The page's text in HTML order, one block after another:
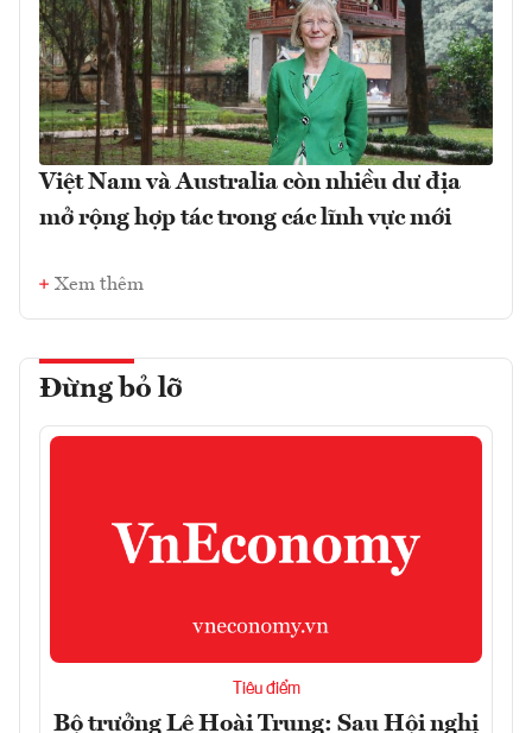
Việt Nam và Australia còn nhiều dư địa
mở rộng hợp tác trong các lĩnh vực mới
Xem thêm
Đừng bỏ lỡ
Tiêu điểm
Bộ trưởng Lê Hoài Trung: Sau Hội nghị